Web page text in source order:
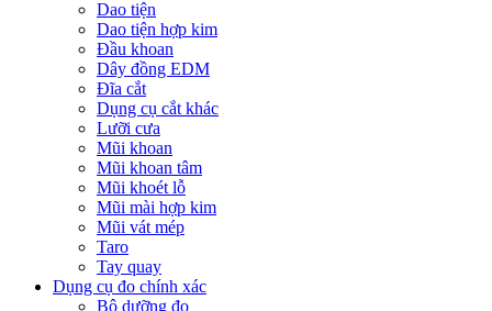
Dao tiện
Dao tiện hợp kim
Đầu khoan
Dây đồng EDM
Đĩa cắt
Dụng cụ cắt khác
Lưỡi cưa
Mũi khoan
Mũi khoan tâm
Mũi khoét lỗ
Mũi mài hợp kim
Mũi vát mép
Taro
Tay quay
Dụng cụ đo chính xác
Bộ dưỡng đo